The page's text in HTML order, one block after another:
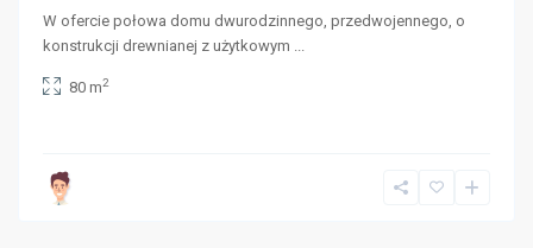
W ofercie połowa domu dwurodzinnego, przedwojennego, o
konstrukcji drewnianej z użytkowym ...
80 m2